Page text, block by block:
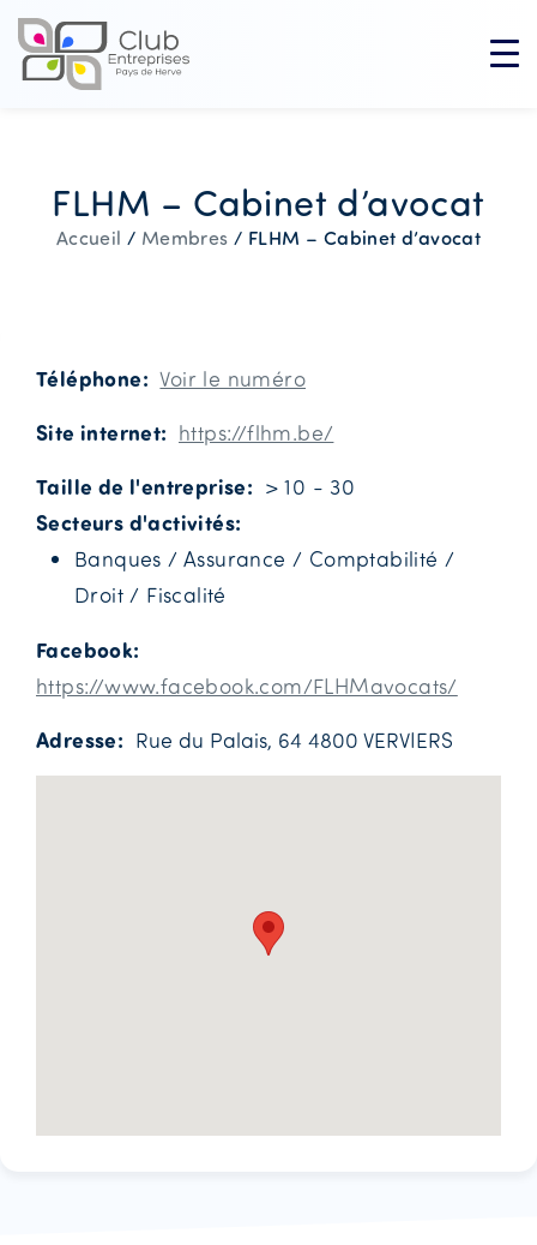
FLHM – Cabinet d’avocat
Accueil / Membres / FLHM – Cabinet d’avocat
Téléphone Voir le numéro
Site internet https://flhm.be/
Taille de l'entreprise > 10 - 30
Secteurs d'activités
Banques / Assurance / Comptabilité /
Droit / Fiscalité
Facebook
https://www.facebook.com/FLHMavocats/
Adresse Rue du Palais, 64 4800 VERVIERS